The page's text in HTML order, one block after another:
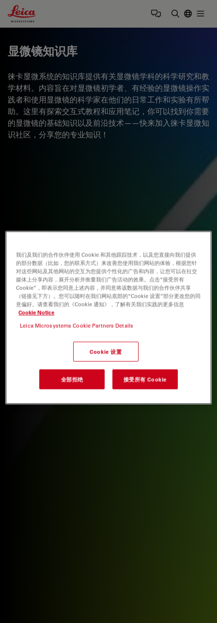
Leica Microsystems Logo
显微镜知识库
徕卡显微系统的知识库提供有关显微镜学科的科学研究和教
学材料。内容旨在对显微镜初学者、有经验的显微镜操作实
践者和使用显微镜的科学家在他们的日常工作和实验有所帮
助。这里有探索交互式教程和应用笔记，你可以找到你需要
的显微镜的基础知识以及前沿技术——快来加入徕卡显微知
识社区，分享您的专业知识！
我们及我们的合作伙伴使用 Cookie 和其他跟踪技术，以及您直接向我们提供
的部分数据（比如，您的联系方式）来改善您使用我们网站的体验，根据您针
对这些网站及其他网站的交互为您提供个性化的广告和内容，让您可以在社交
媒体上分享内容，展开分析并衡量我们广告活动的效果。点击“接受所有
Cookie”，即表示您同意上述内容，并同意将该数据与我们的合作伙伴共享
（链接见下方）。您可以随时在我们网站底部的“Cookie 设置”部分更改您的同
意偏好。请查看我们的《Cookie 通知》，了解有关我们实践的更多信息
Cookie Notice
Leica Microsystems Cookie Partners Details
Cookie 设置
全部拒绝 接受所有 Cookie